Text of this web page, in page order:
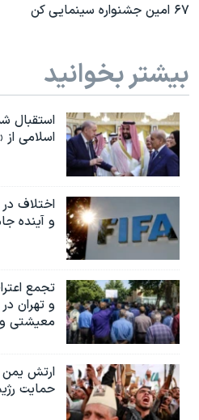
۶۷ امين جشنواره سينمايی کن
بیشتر بخوانید
استقبال
اسلامی
اختلاف در
و آینده
تجمع
و تهران
معیشتی
ارتش
حمایت